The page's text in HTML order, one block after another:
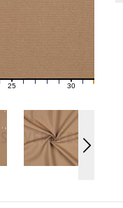
25 26 27 28 29 30 31